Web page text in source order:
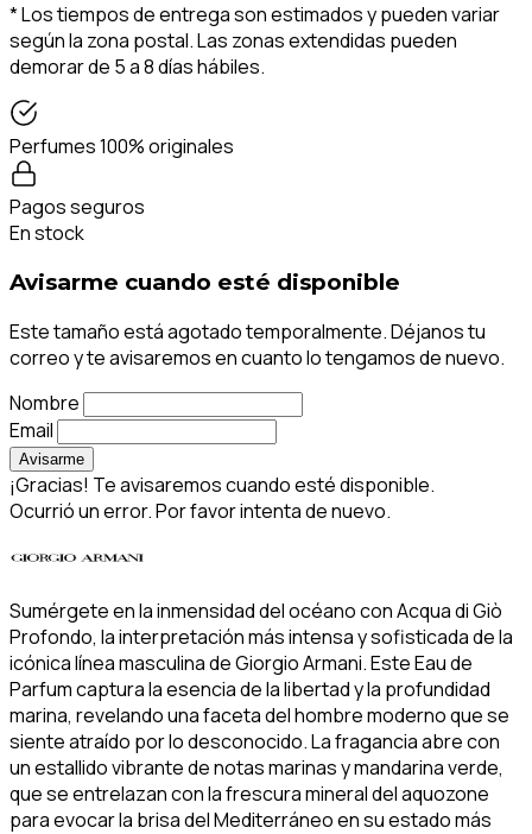
* Los tiempos de entrega son estimados y pueden variar
según la zona postal. Las zonas extendidas pueden
demorar de 5 a 8 días hábiles.
Perfumes 100% originales
Pagos seguros
En stock
Avisarme cuando esté disponible
Este tamaño está agotado temporalmente. Déjanos tu
correo y te avisaremos en cuanto lo tengamos de nuevo.
Nombre
Email
Avisarme
¡Gracias! Te avisaremos cuando esté disponible.
Ocurrió un error. Por favor intenta de nuevo.
Sumérgete en la inmensidad del océano con Acqua di Giò
Profondo, la interpretación más intensa y sofisticada de la
icónica línea masculina de Giorgio Armani. Este Eau de
Parfum captura la esencia de la libertad y la profundidad
marina, revelando una faceta del hombre moderno que se
siente atraído por lo desconocido. La fragancia abre con
un estallido vibrante de notas marinas y mandarina verde,
que se entrelazan con la frescura mineral del aquozone
para evocar la brisa del Mediterráneo en su estado más